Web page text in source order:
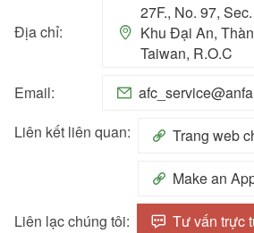
Địa chỉ:
27F., No. 97,
Khu Đại An,
Taiwan, R.O.C
Email:
Liên kết liên quan:
Trang web
Make an
Liên lạc chúng tôi: Tư vấn trực